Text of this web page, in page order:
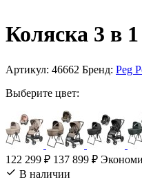
Коляска 3 в
Артикул: 46662 Бренд: Peg
Выберите цвет:
122 299 ₽ 137 899 ₽
В наличии